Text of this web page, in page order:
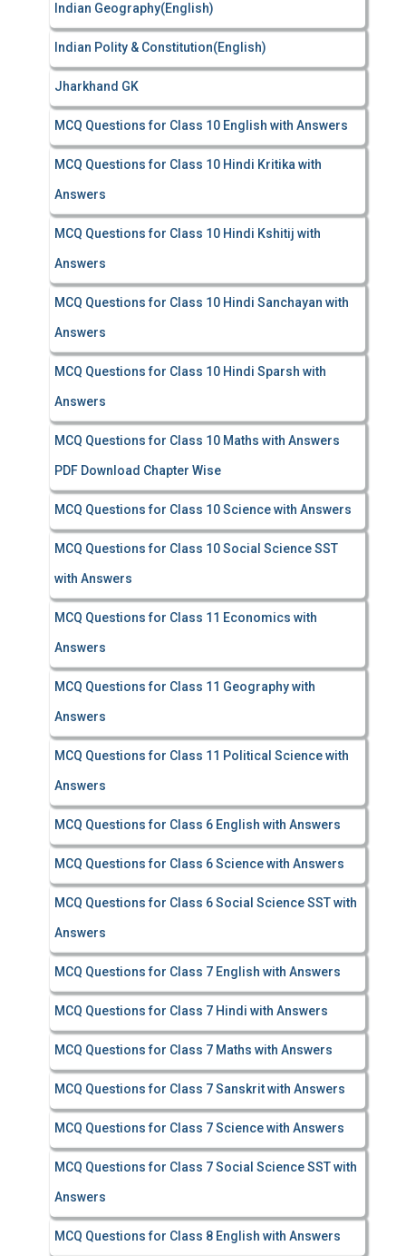
Indian Geography(English)
Indian Polity & Constitution(English)
Jharkhand GK
MCQ Questions for Class 10 English with Answers
MCQ Questions for Class 10 Hindi Kritika with
Answers
MCQ Questions for Class 10 Hindi Kshitij with
Answers
MCQ Questions for Class 10 Hindi Sanchayan with
Answers
MCQ Questions for Class 10 Hindi Sparsh with
Answers
MCQ Questions for Class 10 Maths with Answers
PDF Download Chapter Wise
MCQ Questions for Class 10 Science with Answers
MCQ Questions for Class 10 Social Science SST
with Answers
MCQ Questions for Class 11 Economics with
Answers
MCQ Questions for Class 11 Geography with
Answers
MCQ Questions for Class 11 Political Science with
Answers
MCQ Questions for Class 6 English with Answers
MCQ Questions for Class 6 Science with Answers
MCQ Questions for Class 6 Social Science SST with
Answers
MCQ Questions for Class 7 English with Answers
MCQ Questions for Class 7 Hindi with Answers
MCQ Questions for Class 7 Maths with Answers
MCQ Questions for Class 7 Sanskrit with Answers
MCQ Questions for Class 7 Science with Answers
MCQ Questions for Class 7 Social Science SST with
Answers
MCQ Questions for Class 8 English with Answers